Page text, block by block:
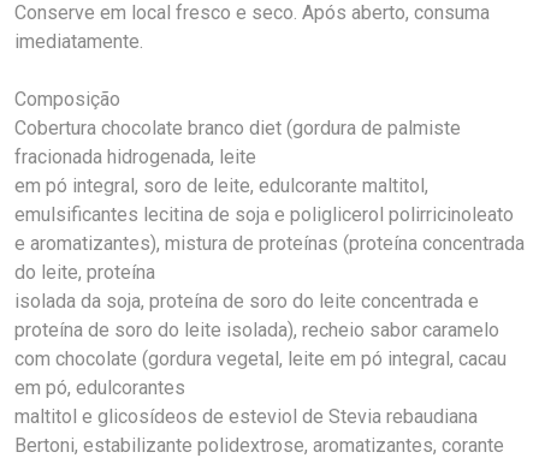
Conserve em local fresco e seco. Após aberto, consuma
imediatamente.
Composição
Cobertura chocolate branco diet (gordura de palmiste
fracionada hidrogenada, leite
em pó integral, soro de leite, edulcorante maltitol,
emulsificantes lecitina de soja e poliglicerol polirricinoleato
e aromatizantes), mistura de proteínas (proteína concentrada
do leite, proteína
isolada da soja, proteína de soro do leite concentrada e
proteína de soro do leite isolada), recheio sabor caramelo
com chocolate (gordura vegetal, leite em pó integral, cacau
em pó, edulcorantes
maltitol e glicosídeos de esteviol de Stevia rebaudiana
Bertoni, estabilizante polidextrose, aromatizantes, corante